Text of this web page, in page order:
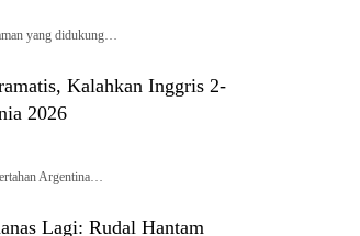
yang didukung…
Kalahkan Inggris 2-
2026
Argentina…
Lagi: Rudal Hantam